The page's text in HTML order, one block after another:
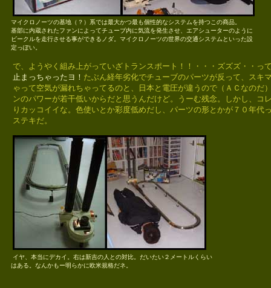
マイクロノーツの基地（？）系では最大かつ最も個性的なシステムを持つこの商品。
基部に内蔵されたファンによってチューブ内に気流を発生させ、エアシューターのように
ビークルを走行させる事ができるノダ。マイクロノーツの世界の交通システムといった設
定っぽい。
で、ようやく組み上がっていざトランスポート！！・・・ズズズ・・っ
止まっちゃったヨ！ たぶん経年劣化でチューブのパーツが反って、スキ
ゃって空気が漏れちゃってるのと、日本と電圧が違うので（ＡＣなのだ
ンのパワーが若干低いからだと思うんだけど。うーむ残念。しかし、コ
りカッコイイな。色使いとか彩度低めだし、パーツの形とかが７０年代
ステキだ。
イヤ、本当にデカイ。右は新吉の人との対比。だいたい２メートルくらい
はある。なんかもー明らかに欧米規格だネ。